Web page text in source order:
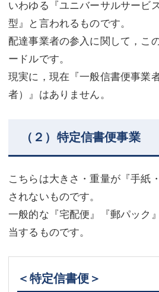
いわゆる『ユニバーサルサービ
型』と言われるものです。
配達事業者の参入に関して，こ
ードルです。
現実に，現在『一般信書便事業
者）』はありません。
（２）特定信書便事業
こちらは大きさ・重量が『手紙
されないものです。
一般的な『宅配便』『郵パック
当するものです。
＜特定信書便＞